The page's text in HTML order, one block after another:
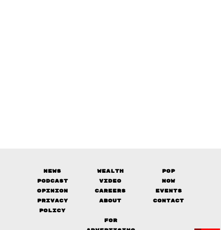
News Wealth
Pop
Podcast
Video
Now
Opinion
Careers
Events
Privacy
Policy
About Contact
FOR